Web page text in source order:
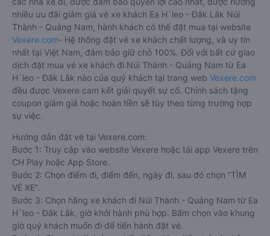
nhiều ưu đãi giảm giá vé xe khách Ea H`leo - Đắk Lắk Núi
Thành - Quảng Nam, hành khách có thể đặt mua tại website
Vexere.com- Hệ thống đặt vé xe khách chất lượng, và uy tín
nhất tại Việt Nam, đảm bảo giữ chỗ 100%. Đối với bất cứ giao
dịch đặt mua vé xe khách đi Núi Thành - Quảng Nam từ Ea
H`leo - Đắk Lắk nào của quý khách tại trang web Vexere.com
đều được Vexere cam kết giải quyết sự cố. Chính sách tặng
coupon giảm giá hoặc hoàn tiền sẽ tùy theo từng trường hợp
sự việc.
Hướng dẫn đặt vé tại Vexere.com:
Bước 1: Truy cập vào website Vexere hoặc tải app Vexere trên
CH Play hoặc App Store.
Bước 2: Chọn điểm đi, điểm đến, ngày đi, sau đó chọn “TÌM
VÉ XE”.
Bước 3: Chọn hãng xe khách đi Núi Thành - Quảng Nam từ Ea
H`leo - Đắk Lắk, giờ khởi hành phù hợp. Bấm chọn vào khung
giờ quý khách muốn đi để tiến hành đặt vé.